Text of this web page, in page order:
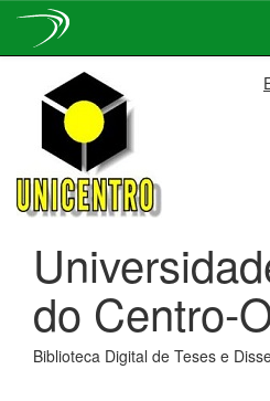
navigation
do Centro-
Biblioteca Digital de Teses e